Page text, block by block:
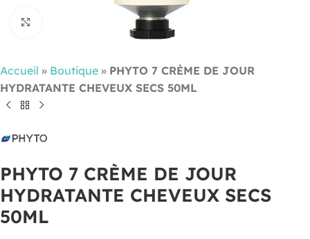
Cliquez pour agrandir
Accueil » Boutique » PHYTO 7 CRÈME DE JOUR
HYDRATANTE CHEVEUX SECS 50ML
PHYTO 7 CRÈME DE JOUR
HYDRATANTE CHEVEUX SECS
50ML